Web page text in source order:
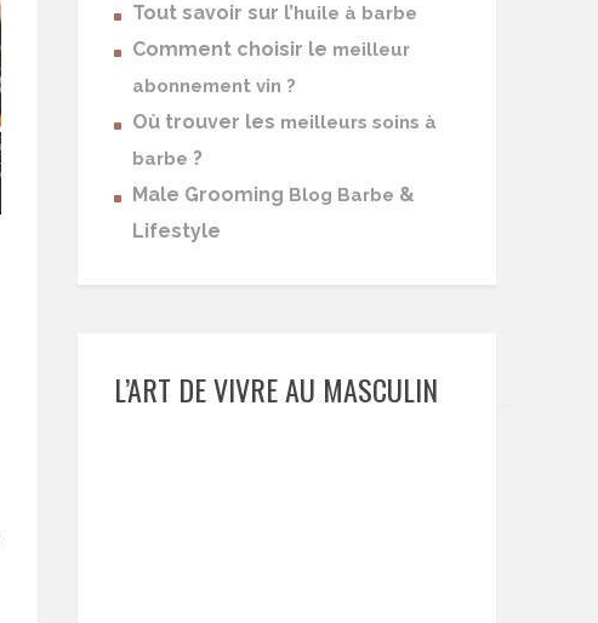
Tout savoir sur l’huile à barbe
Comment choisir le meilleur
abonnement vin ?
Où trouver les meilleurs soins à
barbe ?
Male Grooming Blog Barbe &
Lifestyle
L’ART DE VIVRE AU MASCULIN